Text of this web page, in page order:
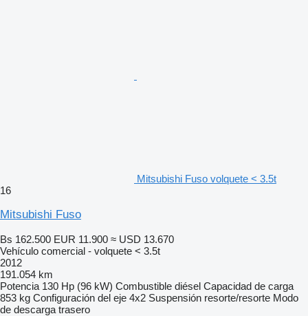
Mitsubishi Fuso volquete < 3.5t
16
Mitsubishi Fuso
Bs 162.500 EUR 11.900 ≈ USD 13.670
Vehículo comercial - volquete < 3.5t
2012
191.054 km
Potencia 130 Hp (96 kW) Combustible diésel Capacidad de carga
853 kg Configuración del eje 4x2 Suspensión resorte/resorte Modo
de descarga trasero